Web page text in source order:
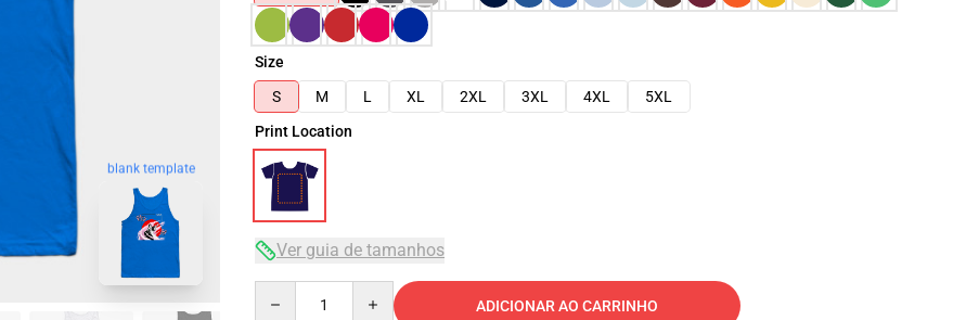
blank template
Size
S
M L XL 2XL 3XL 4XL
5XL
Print Location
Ver guia de tamanhos
ADICIONAR AO CARRINHO